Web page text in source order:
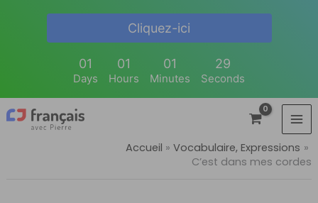
Accueil
Vocabulaire, Expressions
C’est dans mes cordes
Cliquez-ici
01
Days
01
Hours
01
Minutes
29
Seconds